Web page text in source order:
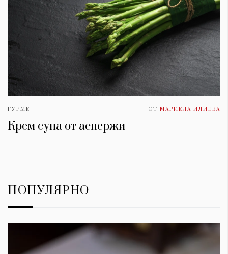
ГУРМЕ ОТ МАРИЕЛА ИЛИЕВА
Крем супа от аспержи
ПОПУЛЯРНО